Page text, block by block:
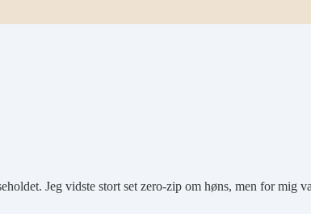
Jeg vidste stort set zero-zip om høns, men for mig